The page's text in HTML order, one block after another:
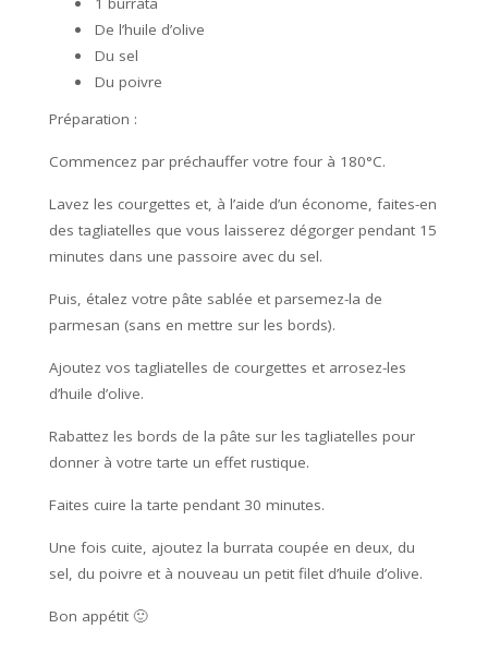
De l’huile d’olive
Du sel
Du poivre
Préparation :
Commencez par préchauffer votre four à 180°C.
Lavez les courgettes et, à l’aide d’un économe, faites-en
des tagliatelles que vous laisserez dégorger pendant 15
minutes dans une passoire avec du sel.
Puis, étalez votre pâte sablée et parsemez-la de
parmesan (sans en mettre sur les bords).
Ajoutez vos tagliatelles de courgettes et arrosez-les
d’huile d’olive.
Rabattez les bords de la pâte sur les tagliatelles pour
donner à votre tarte un effet rustique.
Faites cuire la tarte pendant 30 minutes.
Une fois cuite, ajoutez la burrata coupée en deux, du
sel, du poivre et à nouveau un petit filet d’huile d’olive.
Bon appétit 🙂